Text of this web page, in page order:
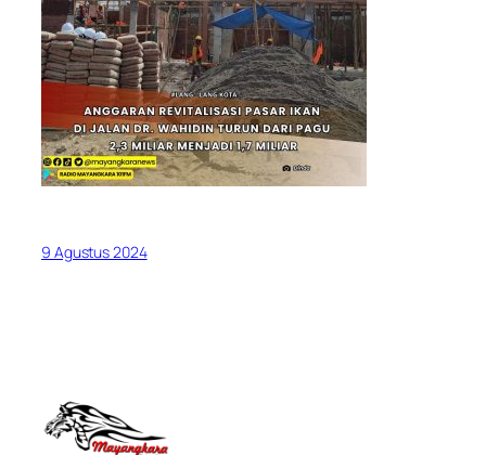
9 Agustus 2024